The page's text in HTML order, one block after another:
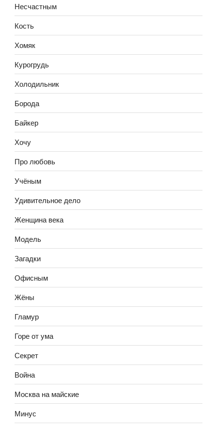
Несчастным
Кость
Хомяк
Курогрудь
Холодильник
Борода
Байкер
Хочу
Про любовь
Учёным
Удивительное дело
Женщина века
Модель
Загадки
Офисным
Жёны
Гламур
Горе от ума
Секрет
Война
Москва на майские
Минус